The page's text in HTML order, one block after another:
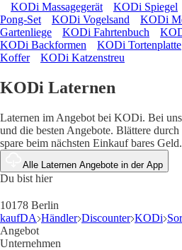
KODi Massagegerät KODi Spiegel
Pong-Set
KODi Vogelsand KODi
Gartenliege
KODi Fahrtenbuch
KODi Backformen
KODi Tortenplatte
Koffer
KODi Katzenstreu
KODi Laternen
Laternen im Angebot bei KODi. Bei
und die besten Angebote. Blättere
spare beim nächsten Einkauf bares Geld.
Alle Laternen Angebote in der App
Du bist hier
10178 Berlin
kaufDA Händler Discounter KODi
Angebot
Unternehmen